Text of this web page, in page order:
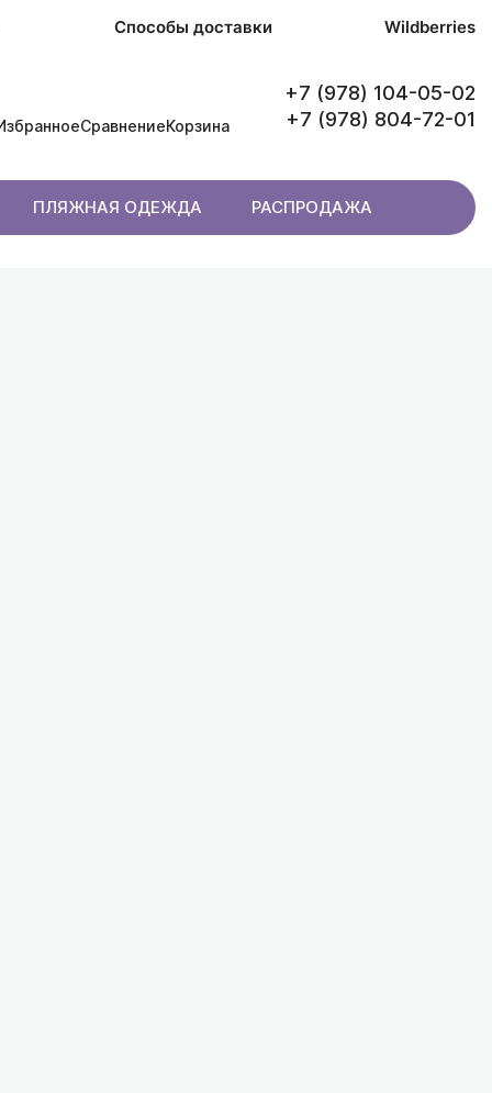
Способы доставки Wildberries
СравнениеКорзина
+7 (978) 104-05-02
+7 (978) 804-72-01
ПЛЯЖНАЯ ОДЕЖДА РАСПРОДАЖА